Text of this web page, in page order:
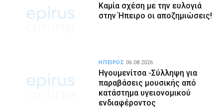
Καμία σχέση με την ευλογιά
στην Ήπειρο οι αποζημιώσεις!
Ηγουμενίτσα -Σύλληψη για
παραβάσεις μουσικής από
κατάστημα υγειονομικού
ενδιαφέροντος
ΗΠΕΙΡΟΣ 06.08.2026